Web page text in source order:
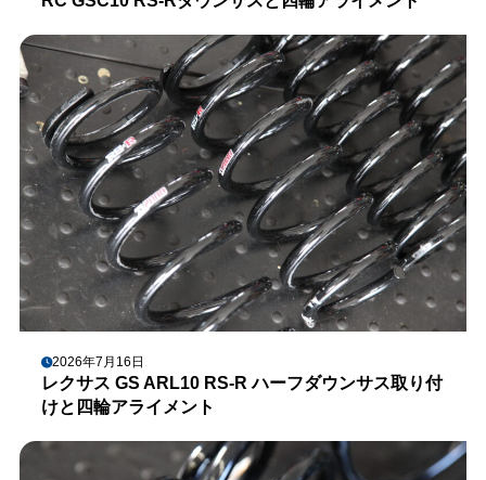
2026年7月16日
レクサス GS ARL10 RS-R ハーフダウンサス取り付
けと四輪アライメント